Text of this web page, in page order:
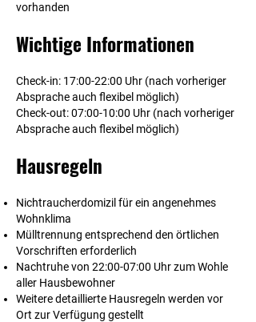
vorhanden
Wichtige Informationen
Check-in: 17:00-22:00 Uhr (nach vorheriger
Absprache auch flexibel möglich)
Check-out:07:00-10:00 Uhr (nach vorheriger
Absprache auch flexibel möglich)
Hausregeln
Nichtraucherdomizil für ein angenehmes
Wohnklima
Mülltrennung entsprechend den örtlichen
Vorschriften erforderlich
Nachtruhe von 22:00-07:00 Uhr zum Wohle
aller Hausbewohner
Weitere detaillierte Hausregeln werden vor
Ort zur Verfügung gestellt